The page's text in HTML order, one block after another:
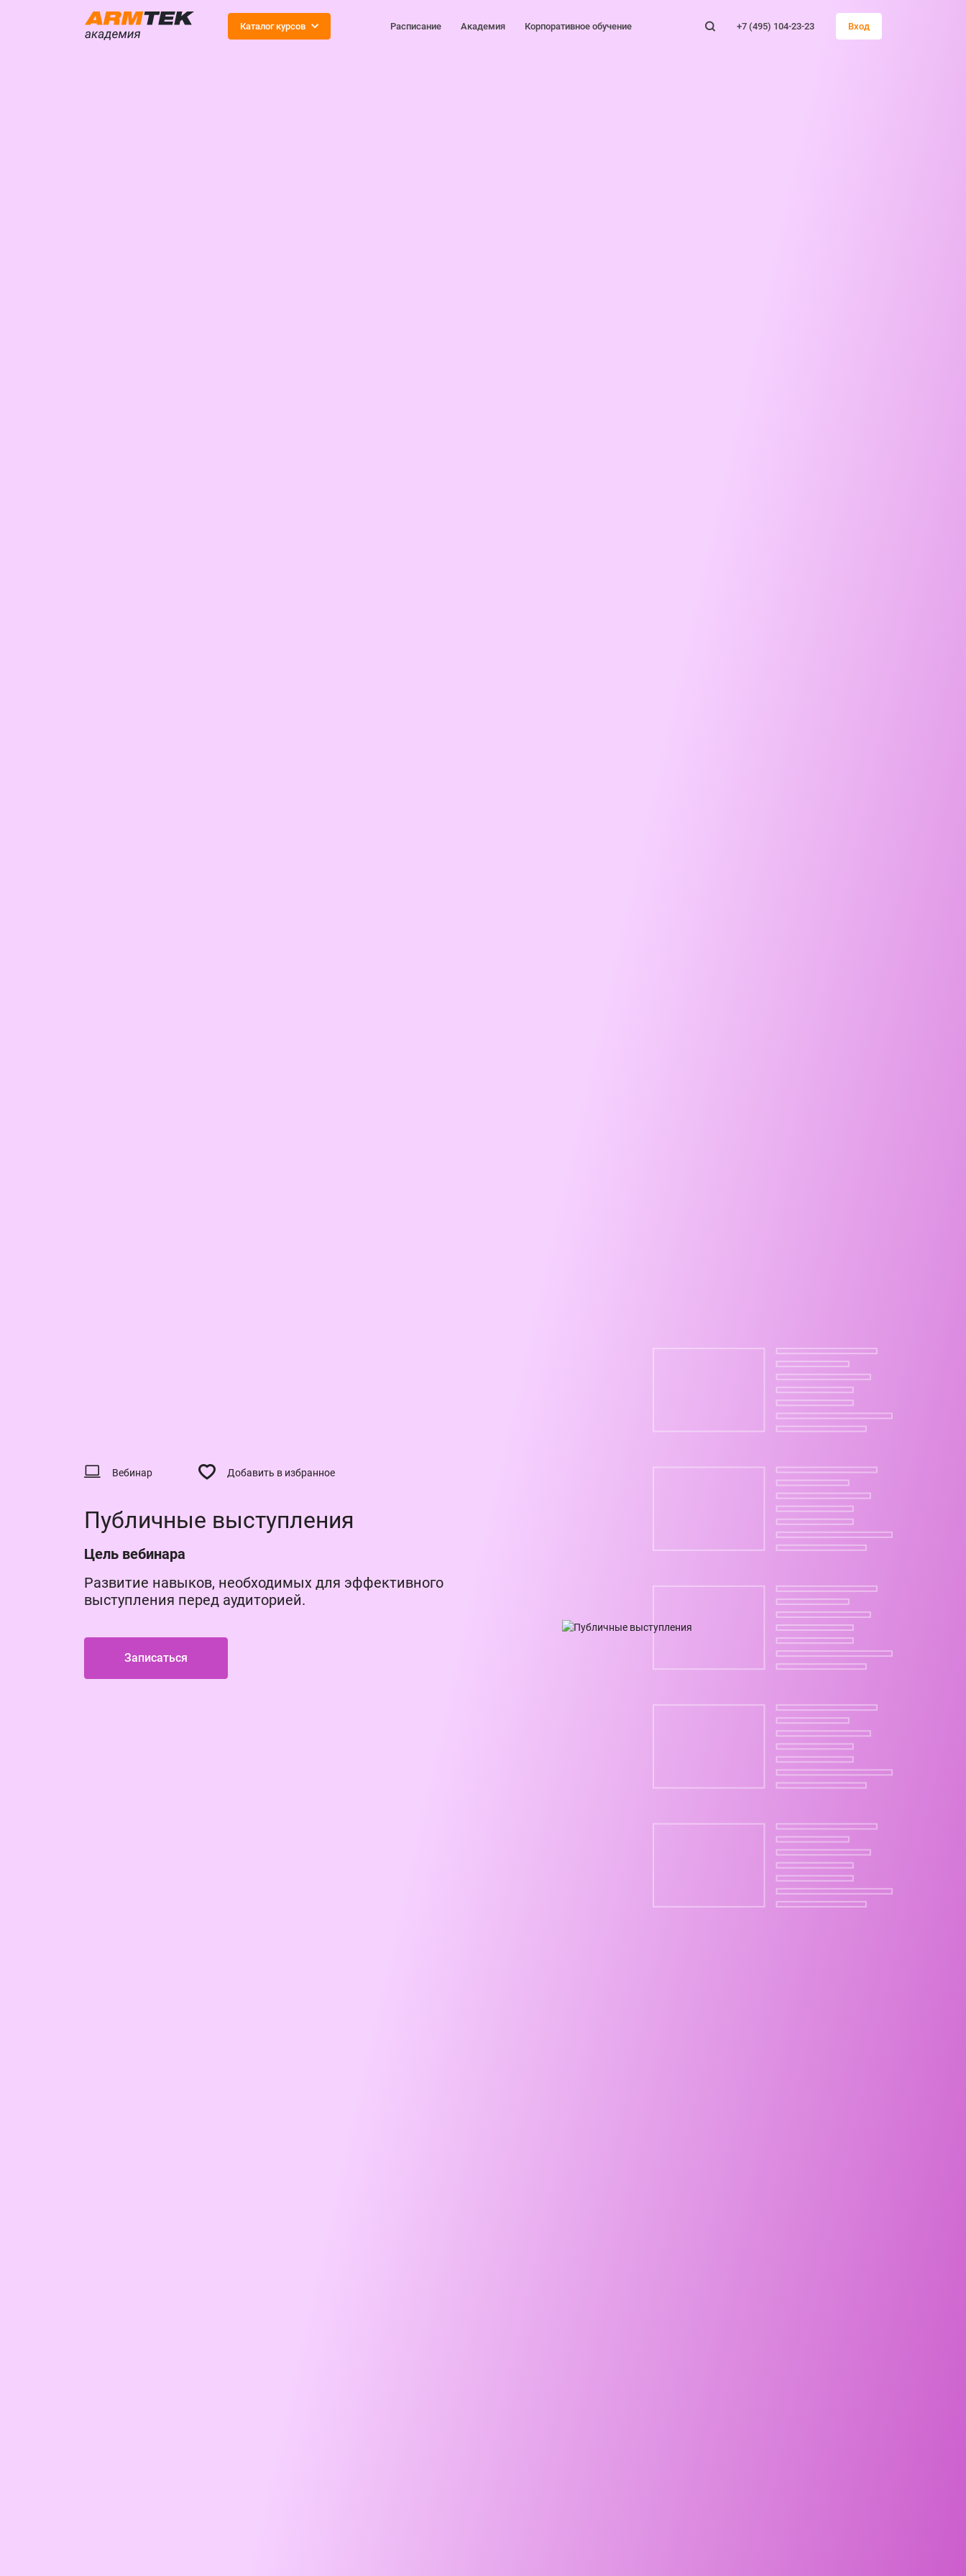
Каталог курсов Расписание Академия Корпоративное обучение +7 (495) 104-23-23 Вход
Вебинар Добавить в избранное
Публичные выступления
Цель вебинара
Развитие навыков, необходимых для эффективного
выступления перед аудиторией.
Записаться